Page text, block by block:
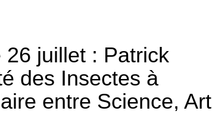
juillet : Patrick
des Insectes à
entre Science, Art